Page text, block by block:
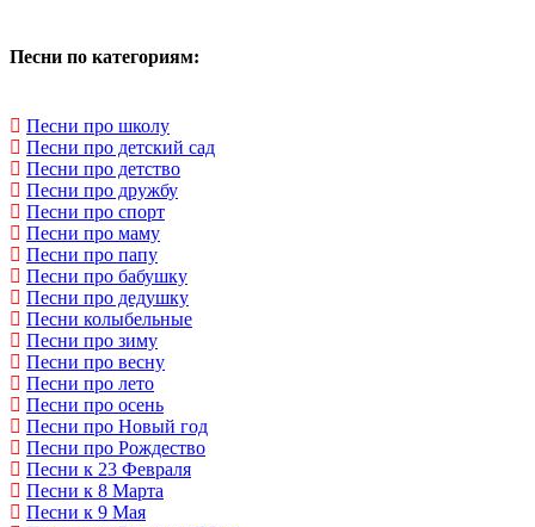
Песни по категориям:
Песни про школу
Песни про детский сад
Песни про детство
Песни про дружбу
Песни про спорт
Песни про маму
Песни про папу
Песни про бабушку
Песни про дедушку
Песни колыбельные
Песни про зиму
Песни про весну
Песни про лето
Песни про осень
Песни про Новый год
Песни про Рождество
Песни к 23 Февраля
Песни к 8 Марта
Песни к 9 Мая